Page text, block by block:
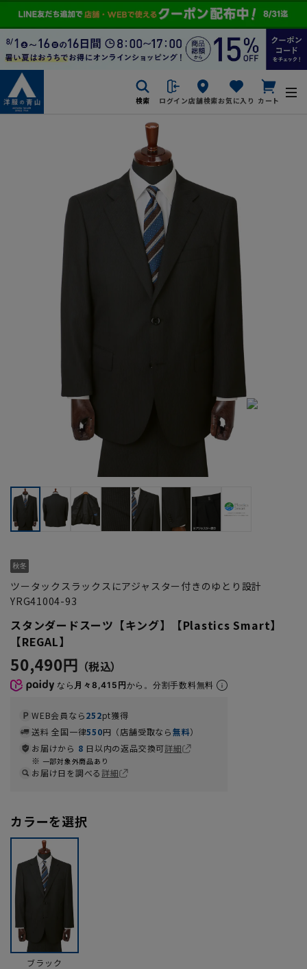
検索 ログイン店舗検索お気に入り カート
ツータックスラックスにアジャスター付きのゆとり設計
YRG41004-93
スタンダードスーツ【キング】【Plastics Smart】
【REGAL】
50,490円
なら 月々8,415円から。分割手数料無料
WEB会員なら252pt獲得
送料 全国一律550円（店舗受取なら無料）
お届けから 8 日以内の返品交換可詳細
一部対象外商品あり
お届け日を調べる詳細
カラーを選択
ブラック